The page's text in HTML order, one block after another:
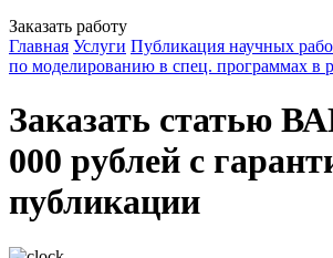
Заказать работу
Главная Услуги Публикация научных
по моделированию в спец. программах в
Заказать статью
000 рублей с
публикации